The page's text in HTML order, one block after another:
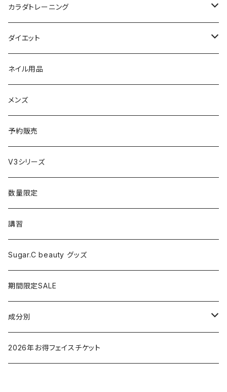
ボディ＆ハンドクリーム
セット販売
コーム
ダイソン
リュミエリーナ
エレクトロン
ラディアント
コテ／アイロン
美顔器／スチーマー
シャワーヘッド
マッサージ
ドライヤー
脱毛器
クレイツ
母の日ギフト
【ギフトチケット】オンラインサイトで使える
ギフトセット
洗う（フェミニンウォッシュ）
保湿（オイル・ミルク）
生理・ニオイ・ムレ ケア
インナーケア（乳酸菌・腸内環境サポート・更年期ケア）
カラダトレーニング
リラックスアイテム
ダイエット
サプリ
ドリンク
プロテイン
セット
グッズ
ネイル用品
メンズ
予約販売
V3シリーズ
数量限定
講習
Sugar.C beauty グッズ
期間限定SALE
成分別
ヒアルロン酸
2026年お得フェイスチケット